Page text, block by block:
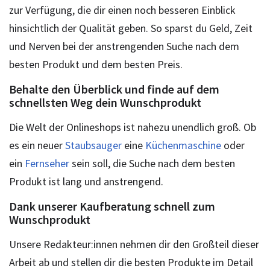
zur Verfügung, die dir einen noch besseren Einblick
hinsichtlich der Qualität geben. So sparst du Geld, Zeit
und Nerven bei der anstrengenden Suche nach dem
besten Produkt und dem besten Preis.
Behalte den Überblick und finde auf dem
schnellsten Weg dein Wunschprodukt
Die Welt der Onlineshops ist nahezu unendlich groß. Ob
es ein neuerStaubsauger eine Küchenmaschine oder
ein Fernsehersein soll, die Suche nach dem besten
Produkt ist lang und anstrengend.
Dank unserer Kaufberatung schnell zum
Wunschprodukt
Unsere Redakteur:innen nehmen dir den Großteil dieser
Arbeit ab und stellen dir die besten Produkte im Detail